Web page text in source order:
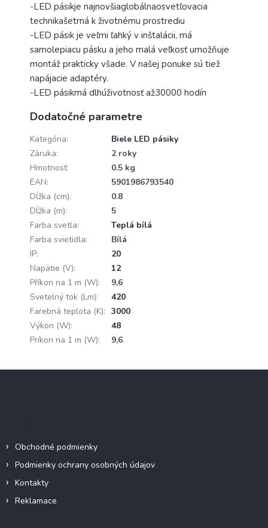
-LED pásikje najnovšiaglobálnaosvetľovacia
technikašetrná k životnému prostrediu
-LED pásik je veľmi ľahký v inštalácii, má
samolepiacu pásku a jeho malá veľkosť umožňuje
montáž prakticky všade. V našej ponuke sú tiež
napájacie adaptéry.
-LED pásikmá dlhúživotnosť až30000 hodín
Dodatočné parametre
Kategória:
Biele LED pásiky
Záruka:
2 roky
Hmotnosť:
0.5 kg
EAN:
5901986793540
Dĺžka (cm):
0.8
Dĺžka (m):
5
Farba svetla:
Teplá bílá
Farba svietidla:
Bílá
IP:
20
Napätie (V):
12
Příkon na 1 m (W):
9,6
Svetelný tok (Lm):
420
Farebná teplota (K): 3000
Výkon (W):
48
Príkon na 1 m (W): 9,6
Obchodné podmienky
Podmienky ochrany osobných údajov
Kontakty
Reklamace